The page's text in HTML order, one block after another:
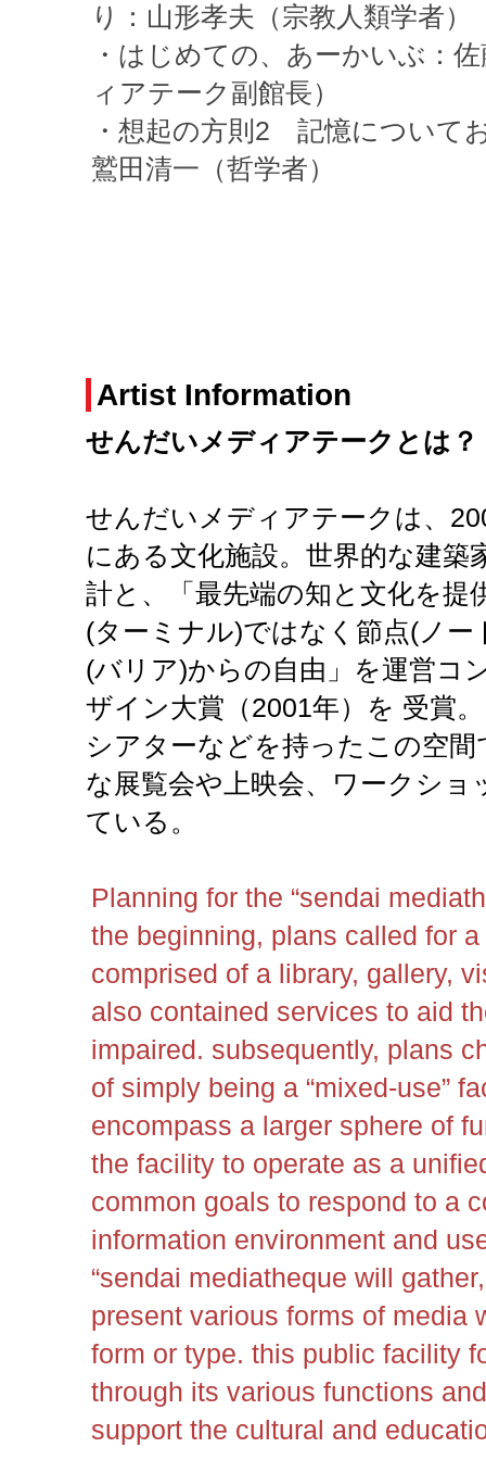
り：山形孝夫（宗教人類学者）
・はじめての、あーかいぶ：
ィアテーク副館長）
・想起の方則2 記憶について
鷲田清一（哲学者）
Artist Information
せんだいメディアテークとは？
せんだいメディアテークは、
にある文化施設。世界的な建築
計と、「最先端の知と文化を提
(ターミナル)ではなく節点(ノ
(バリア)からの自由」を運営コ
ザイン大賞（2001年）を 受賞
シアターなどを持ったこの空
な展覧会や上映会、ワークショ
ている。
Planning for the “sendai
the beginning, plans called for
comprised of a library, gallery,
also contained services to aid
impaired. subsequently, plans
of simply being a “mixed-use”
encompass a larger sphere of
the facility to operate as a
common goals to respond to a
information environment and
“sendai mediatheque will
present various forms of media
form or type. this public facility
through its various functions
support the cultural and